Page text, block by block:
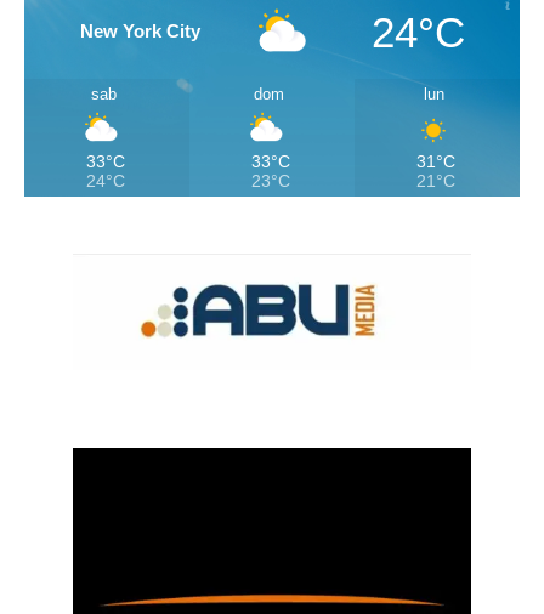
New York City 24°C
sab
33°C
24°C
dom
33°C
23°C
lun
31°C
21°C